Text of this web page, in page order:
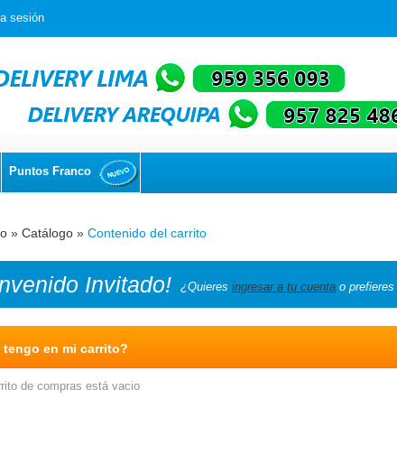
sesión
Puntos Franco
» Catálogo » Contenido del carrito
Invitado! ¿Quieres ingresar a tu cuenta o prefieres
tengo en mi carrito?
de compras está vacio